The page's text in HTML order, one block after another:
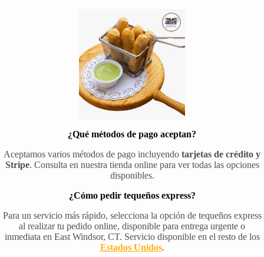
¿Qué métodos de pago aceptan?
Aceptamos varios métodos de pago incluyendo tarjetas de crédito y
Stripe. Consulta en nuestra tienda online para ver todas las opciones
disponibles.
¿Cómo pedir tequeños express?
Para un servicio más rápido, selecciona la opción de tequeños express
al realizar tu pedido online, disponible para entrega urgente o
inmediata en East Windsor, CT. Servicio disponible en el resto de los
Estados Unidos.